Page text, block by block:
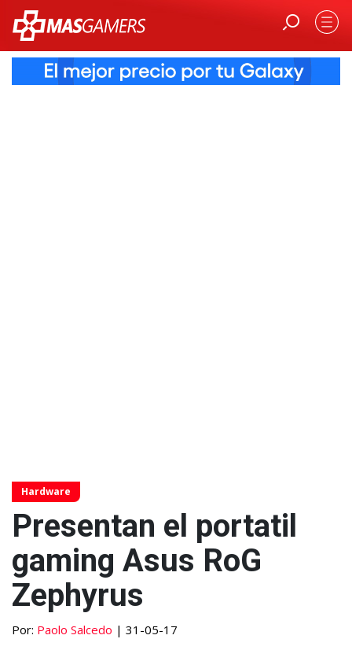
Hardware
Presentan el portatil
gaming Asus RoG
Zephyrus
Por: Paolo Salcedo | 31-05-17